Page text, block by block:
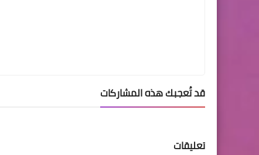
قد تُعجبك هذه المشاركات
تعليقات